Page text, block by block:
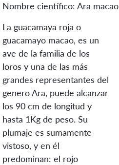
Nombre científico: Ara macao
La guacamaya roja o
guacamayo macao, es un
ave de la familia de los
loros y una de las más
grandes representantes del
genero Ara, puede alcanzar
los 90 cm de longitud y
hasta 1Kg de peso. Su
plumaje es sumamente
vistoso, y en él
predominan: el rojo